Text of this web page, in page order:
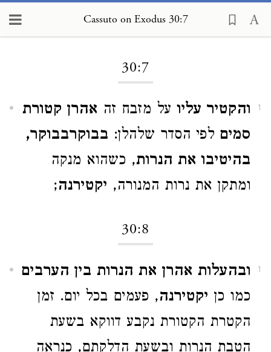
Cassuto on Exodus 30:7
30:7
1 והקטיר עליו על מזבח זה אהרן קטורת
סמים לפי הסדר שלהלן: בבוקרבבוקר,
בהיטיבו את הנרות, כשהוא מנקה
ומתקן את נרות המנורה, ‏ יקטירנה;
30:8
1
ובהעלות אהרן את הנרות בין הערבים
כמו כן יקטירנה, פעמים בכל יום. זמן
הקטרת הקטורת נקבע דווקא בשעת